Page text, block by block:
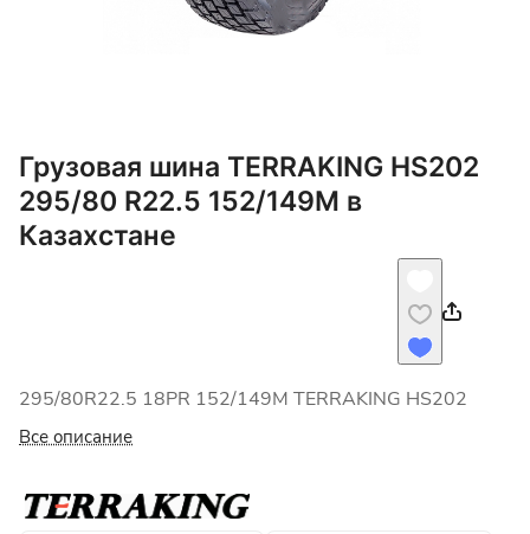
Грузовая шина TERRAKING HS202
295/80 R22.5 152/149M в
Казахстане
295/80R22.5 18PR 152/149M TERRAKING HS202
Все описание